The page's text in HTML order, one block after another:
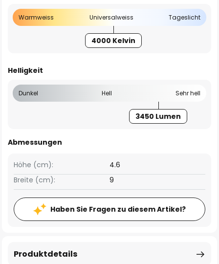
Warmweiss Universalweiss Tageslicht
4000 Kelvin
Helligkeit
Dunkel Hell Sehr hell
3450 Lumen
Abmessungen
Breite (cm): 9
Höhe (cm): 4.6
Haben Sie Fragen zu diesem Artikel?
Produktdetails